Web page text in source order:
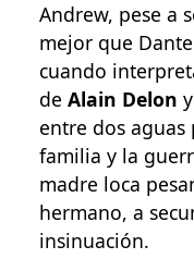
Andrew, pese a
mejor que
cuando
de Alain Delon
entre dos
familia y la
madre loca
hermano, a
insinuación.